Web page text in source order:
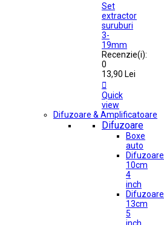
Set
extractor
suruburi
3-
19mm
Recenzie(i):
0
13,90 Lei

Quick
view
Difuzoare & Amplificatoare
Difuzoare
Boxe
auto
Difuzoare
10cm
4
inch
Difuzoare
13cm
5